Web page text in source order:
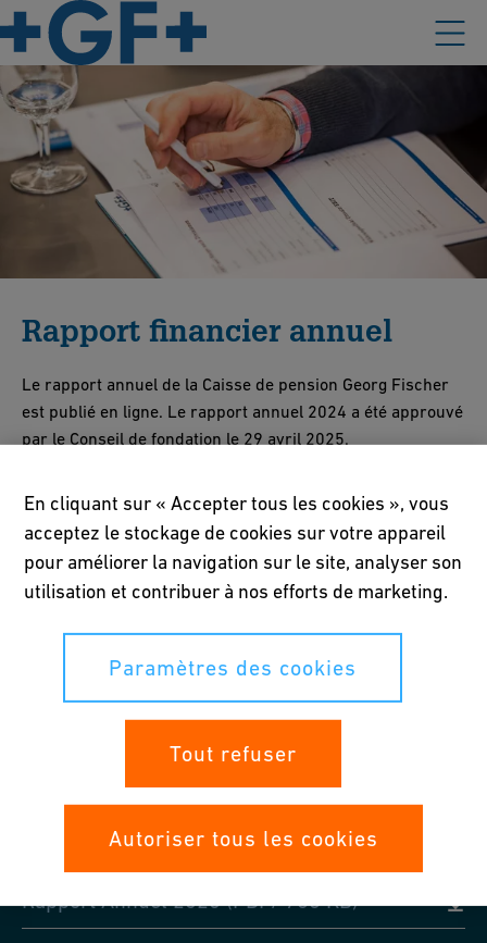
Rapport financier annuel
Le rapport annuel de la Caisse de pension Georg Fischer
est publié en ligne. Le rapport annuel 2024 a été approuvé
par le Conseil de fondation le 29 avril 2025.
Vous pouvez télécharger ici tous les rapports annuels des
années précédentes.
Downloads
Rapport Annuel 2022 (PDF/ 1 MB)
Rapport Annuel 2021 (PDF/ 1 MB)
Rapport Annuel 2020 (PDF/ 766 KB)
En cliquant sur « Accepter tous les cookies », vous
acceptez le stockage de cookies sur votre appareil
pour améliorer la navigation sur le site, analyser son
utilisation et contribuer à nos efforts de marketing.
Paramètres des cookies
Tout refuser
Autoriser tous les cookies